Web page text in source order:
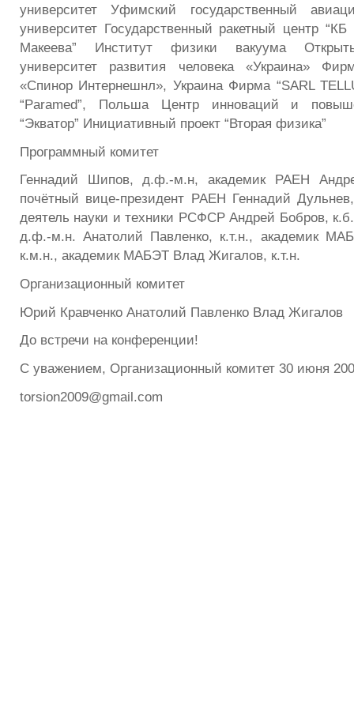
университет Уфимский государственный
университет Государственный ракетный центр
Макеева” Институт физики вакуума
университет развития человека «Украина»
«Спинор Интернешнл», Украина Фирма “SARL
“Paramed”, Польша Центр инноваций и
“Экватор” Инициативный проект “Вторая физика”
Программный комитет
Геннадий Шипов, д.ф.-м.н, академик РАЕН
почётный вице-президент РАЕН Геннадий
деятель науки и техники РСФСР Андрей Бобров,
д.ф.-м.н. Анатолий Павленко, к.т.н., академик
к.м.н., академик МАБЭТ Влад Жигалов, к.т.н.
Организационный комитет
Юрий Кравченко Анатолий Павленко Влад Жигалов
До встречи на конференции!
С уважением, Организационный комитет 30 июня
torsion2009@gmail.com